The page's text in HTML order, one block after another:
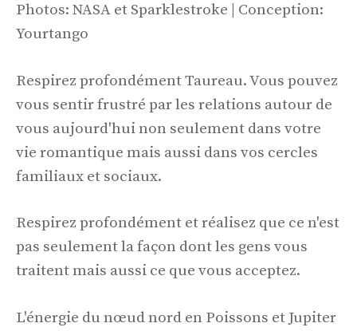
Photos: NASA et Sparklestroke | Conception:
Yourtango
Respirez profondément Taureau. Vous pouvez
vous sentir frustré par les relations autour de
vous aujourd'hui non seulement dans votre
vie romantique mais aussi dans vos cercles
familiaux et sociaux.
Respirez profondément et réalisez que ce n'est
pas seulement la façon dont les gens vous
traitent mais aussi ce que vous acceptez.
L'énergie du nœud nord en Poissons et Jupiter